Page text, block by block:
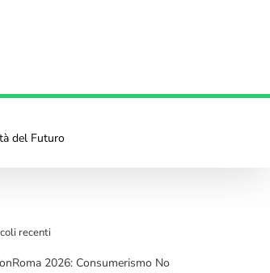
del Futuro
recenti
2026: Consumerismo No